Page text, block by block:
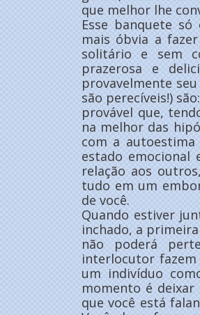
que melhor lhe
Esse banquete
mais óbvia a
solitário e sem
prazerosa e
provavelmente
são perecíveis!)
provável que,
na melhor das
com a
estado emocional
relação aos
tudo em um
de você.
Quando estiver
inchado, a
não poderá
interlocutor
um indivíduo
momento é deixar
que você está